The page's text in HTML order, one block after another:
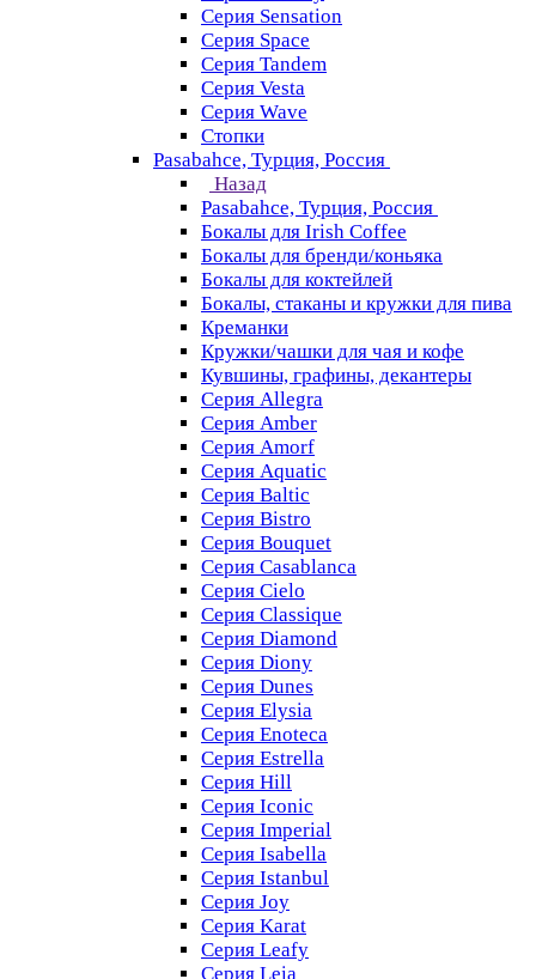
Серия Sensation
Серия Space
Серия Tandem
Серия Vesta
Серия Wave
Стопки
Pasabahce, Турция, Россия
Назад
Pasabahce, Турция, Россия
Бокалы для Irish Coffee
Бокалы для бренди/коньяка
Бокалы для коктейлей
Бокалы, стаканы и кружки для пива
Креманки
Кружки/чашки для чая и кофе
Кувшины, графины, декантеры
Серия Allegra
Серия Amber
Серия Amorf
Серия Aquatic
Серия Baltic
Серия Bistro
Серия Bouquet
Серия Casablanсa
Серия Cielo
Серия Classique
Серия Diamond
Серия Diony
Серия Dunes
Серия Elysia
Серия Enoteca
Серия Estrella
Серия Hill
Серия Iconic
Серия Imperial
Серия Isabella
Серия Istanbul
Серия Joy
Серия Karat
Серия Leafy
Серия Leia